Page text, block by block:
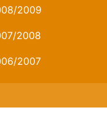
2009
2008
2007